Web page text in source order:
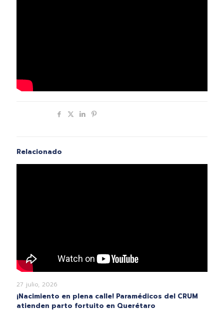
Relacionado
27 julio, 2026
¡Nacimiento en plena calle! Paramédicos del CRUM
atienden parto fortuito en Querétaro